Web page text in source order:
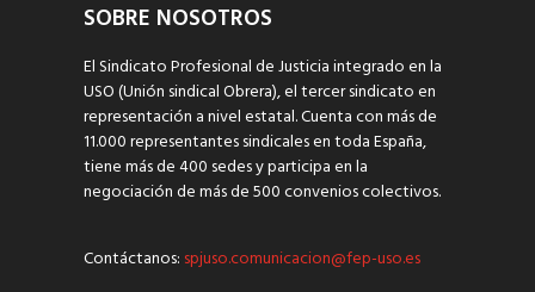
SOBRE NOSOTROS
El Sindicato Profesional de Justicia integrado en la
USO (Unión sindical Obrera), el tercer sindicato en
representación a nivel estatal. Cuenta con más de
11.000 representantes sindicales en toda España,
tiene más de 400 sedes y participa en la
negociación de más de 500 convenios colectivos.
Contáctanos: spjuso.comunicacion@fep-uso.es